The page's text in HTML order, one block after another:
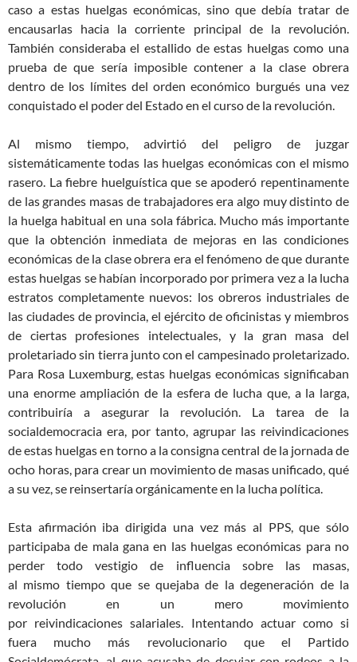
caso a estas huelgas económicas, sino que debía tratar de
encausarlas hacia la corriente principal de la revolución.
También consideraba el estallido de estas huelgas como una
prueba de que sería imposible contener a la clase obrera
dentro de los límites del orden económico burgués una vez
conquistado el poder del Estado en el curso de la revolución.
Al mismo tiempo, advirtió del peligro de juzgar
sistemáticamente todas las huelgas económicas con el mismo
rasero. La fiebre huelguística que se apoderó repentinamente
de las grandes masas de trabajadores era algo muy distinto de
la huelga habitual en una sola fábrica. Mucho más importante
que la obtención inmediata de mejoras en las condiciones
económicas de la clase obrera era el fenómeno de que durante
estas huelgas se habían incorporado por primera vez a la lucha
estratos completamente nuevos: los obreros industriales de
las ciudades de provincia, el ejército de oficinistas y miembros
de ciertas profesiones intelectuales, y la gran masa del
proletariado sin tierra junto con el campesinado proletarizado.
Para Rosa Luxemburg, estas huelgas económicas significaban
una enorme ampliación de la esfera de lucha que, a la larga,
contribuiría a asegurar la revolución. La tarea de la
socialdemocracia era, por tanto, agrupar las reivindicaciones
de estas huelgas en torno a la consigna central de la jornada de
ocho horas, para crear un movimiento de masas unificado, qué
a su vez, se reinsertaría orgánicamente en la lucha política.
Esta afirmación iba dirigida una vez más al PPS, que sólo
participabade mala gana en las huelgas económicas para no
perder todo vestigio de influencia sobre las masas,
al mismo tiempo que se quejaba de la degeneración de la
revolución en un mero movimiento
por reivindicaciones salariales. Intentandoactuar como si
fuera mucho más revolucionario que el Partido